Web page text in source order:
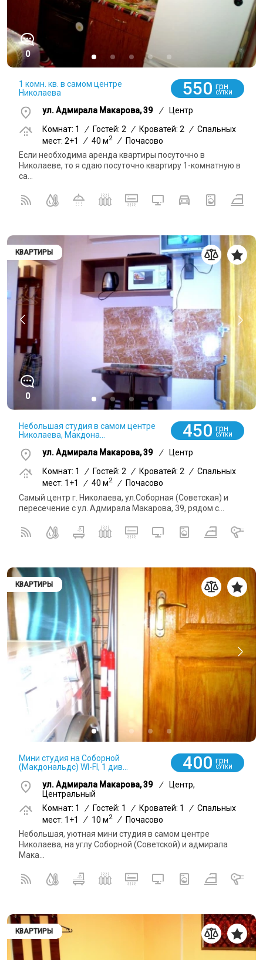
0
1 комн. кв. в самом центре
Николаева
550 грн
СУТКИ
ул. Адмирала Макарова, 39 /
Центр
Комнат: 1
/ Гостей: 2 / Кроватей: 2 / Спальных
мест: 2+1
/ 40 м2 / Почасово
Если необходима аренда квартиры посуточно в
Николаеве, то я сдаю посуточно квартиру 1-комнатную в
са...
КВАРТИРЫ
0
Небольшая студия в самом центре
Николаева, Макдона...
450 грн
СУТКИ
ул. Адмирала Макарова, 39 /
Центр
Комнат: 1
/ Гостей: 2 / Кроватей: 2 / Спальных
мест: 1+1
/ 40 м2 /
Почасово
Самый центр г. Николаева, ул.Соборная (Советская) и
пересечение с ул. Адмирала Макарова, 39, рядом с...
КВАРТИРЫ
Мини студия на Соборной
(Макдональдс) WI-FI, 1 див...
400 грн
СУТКИ
ул. Адмирала Макарова, 39 /
Центр,
Центральный
Комнат: 1
/ Гостей: 1 / Кроватей: 1 / Спальных
мест: 1+1
/ 10 м2 / Почасово
Небольшая, уютная мини студия в самом центре
Николаева, на углу Соборной (Советской) и адмирала
Мака...
КВАРТИРЫ